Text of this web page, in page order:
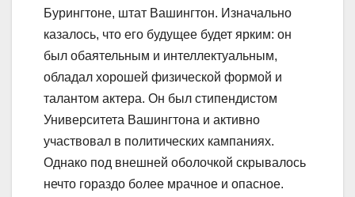
Бурингтоне, штат Вашингтон. Изначально
казалось, что его будущее будет ярким: он
был обаятельным и интеллектуальным,
обладал хорошей физической формой и
талантом актера. Он был стипендистом
Университета Вашингтона и активно
участвовал в политических кампаниях.
Однако под внешней оболочкой скрывалось
нечто гораздо более мрачное и опасное.